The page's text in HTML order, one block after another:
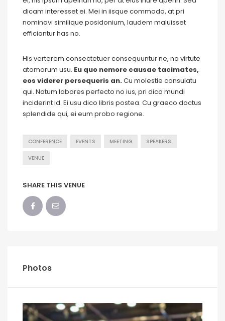
dicam interesset ei. Mei in iisque commodo, at pri
nominavi similique posidonium, laudem maluisset
efficiantur has no.
His verterem consectetuer consequuntur ne, no virtute
atomorum usu. Eu quo nemore causae tacimates,
eos viderer persequeris an.Cu molestie consulatu
qui. Natum labores perfecto no ius, pri dico mundi
inciderint id. Ei usu dico libris postea. Cu graeco doctus
splendide qui, ei eum probo regione.
CONFERENCE EVENTS MEETING SPEAKERS
VENUE
SHARE THIS VENUE
Photos